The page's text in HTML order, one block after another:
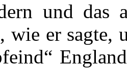
und das
wie er sagte,